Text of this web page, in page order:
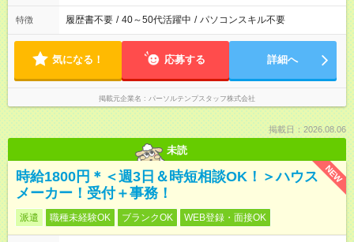
特徴 履歴書不要 / 40～50代活躍中 / パソコンスキル不要
気になる！ 応募する 詳細へ
掲載元企業名 パーソルテンプスタッフ株式会社
掲載日：2026.08.06
未読
NEW
時給1800円＊＜週3日＆時短相談OK！＞ハウス
メーカー！受付＋事務！
派遣 職種未経験OK ブランクOK WEB登録・面接OK